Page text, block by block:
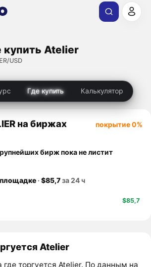
купить Atelier
USD
Где купить Калькулятор
на биржах покрытие 0%
бирж пока не листит
·$85,7за 24 ч
$85,7
Atelier
торгуется Atelier. По данным на